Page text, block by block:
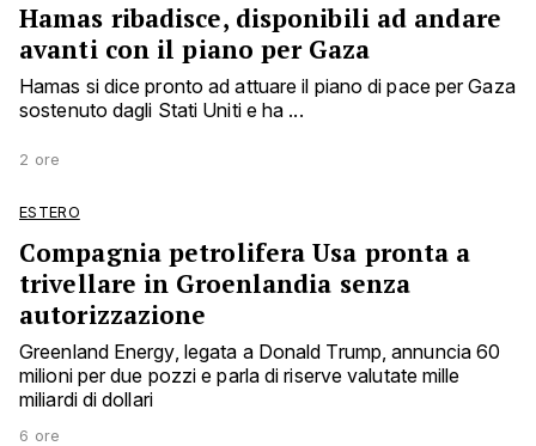
Hamas ribadisce, disponibili ad andare
avanti con il piano per Gaza
Hamas si dice pronto ad attuare il piano di pace per Gaza
sostenuto dagli Stati Uniti e ha ...
2 ore
ESTERO
Compagnia petrolifera Usa pronta a
trivellare in Groenlandia senza
autorizzazione
Greenland Energy, legata a Donald Trump, annuncia 60
milioni per due pozzi e parla di riserve valutate mille
miliardi di dollari
6 ore